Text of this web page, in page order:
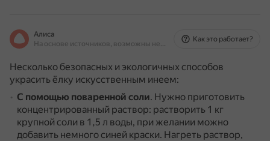
Алиса
На основе источников, возможны неточности
Как это работает?
Несколько безопасных и экологичных способов
украсить ёлку искусственным инеем:
С помощью поваренной соли. Нужно приготовить
концентрированный раствор: растворить 1 кг
крупной соли в 1,5 л воды, при желании можно
добавить немного синей краски. Нагреть раствор,